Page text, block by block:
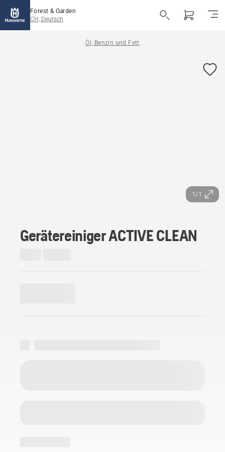
Forest & Garden
CH, Deutsch
Öl, Benzin und Fett
1/1
Gerätereiniger ACTIVE CLEAN